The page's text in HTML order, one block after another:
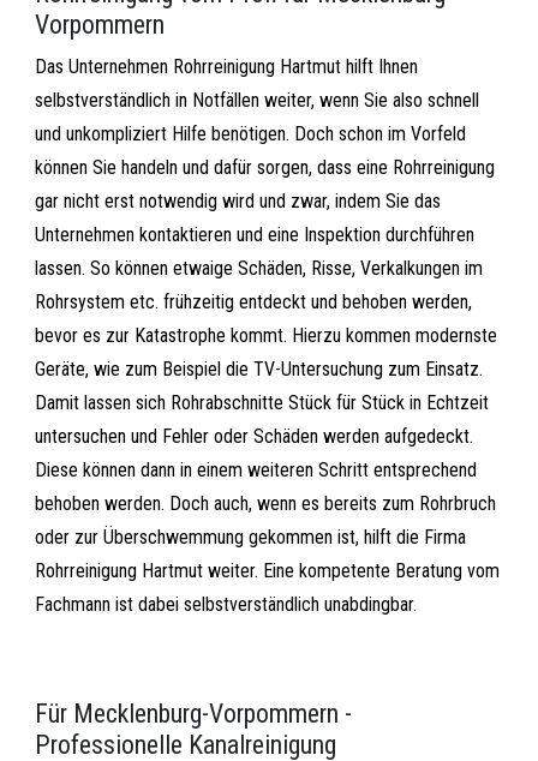
Vorpommern
Das Unternehmen Rohrreinigung Hartmut hilft Ihnen
selbstverständlich in Notfällen weiter, wenn Sie also schnell
und unkompliziert Hilfe benötigen. Doch schon im Vorfeld
können Sie handeln und dafür sorgen, dass eine Rohrreinigung
gar nicht erst notwendig wird und zwar, indem Sie das
Unternehmen kontaktieren und eine Inspektion durchführen
lassen. So können etwaige Schäden, Risse, Verkalkungen im
Rohrsystem etc. frühzeitig entdeckt und behoben werden,
bevor es zur Katastrophe kommt. Hierzu kommen modernste
Geräte, wie zum Beispiel die TV-Untersuchung zum Einsatz.
Damit lassen sich Rohrabschnitte Stück für Stück in Echtzeit
untersuchen und Fehler oder Schäden werden aufgedeckt.
Diese können dann in einem weiteren Schritt entsprechend
behoben werden. Doch auch, wenn es bereits zum Rohrbruch
oder zur Überschwemmung gekommen ist, hilft die Firma
Rohrreinigung Hartmut weiter. Eine kompetente Beratung vom
Fachmann ist dabei selbstverständlich unabdingbar.
Für Mecklenburg-Vorpommern -
Professionelle Kanalreinigung